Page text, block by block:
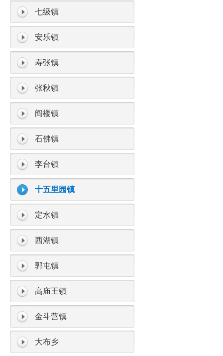
七级镇
安乐镇
寿张镇
张秋镇
阎楼镇
石佛镇
李台镇
十五里园镇
定水镇
西湖镇
郭屯镇
高庙王镇
金斗营镇
大布乡